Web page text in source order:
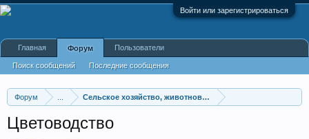
Войти или зарегистрироваться
Форум Сельское хозяйство, животноводство, фермы, совхозы
Цветоводство
Главная Форум
Поиск сообщений Последние сообщения
Пользователи